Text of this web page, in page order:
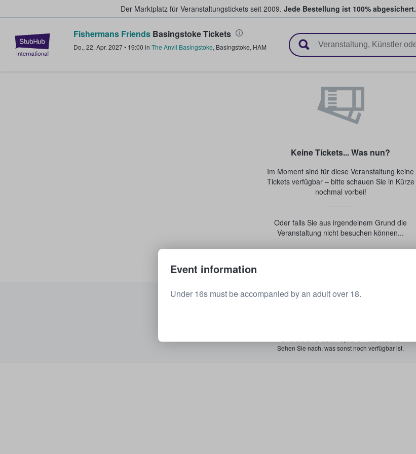
Der Marktplatz für Veranstaltungstickets seit 2009. Jede Bestellung ist 100% abgesichert.
StubHub - Wo Fans Tickets kaufen & verkaufen
Fishermans Friends Basingstoke Tickets
Do., 22. Apr. 2027• 19:00 in The Anvil Basingstoke, Basingstoke, HAM
Keine Tickets... Was nun?
Im Moment sind für diese Veranstaltung keine
Tickets verfügbar – bitte schauen Sie in Kürze
nochmal vorbei!
Oder falls Sie aus irgendeinem Grund die
Veranstaltung nicht besuchen können...
Sehen Sie nach, was sonst noch verfügbar ist.
Event information
Under 16s must be accompanied by an adult over 18.